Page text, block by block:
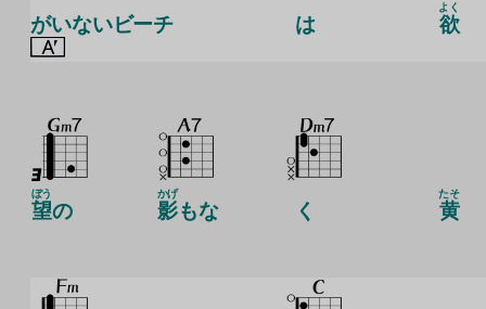
がいないビーチ は 欲
よく
望
ぼう
の 影
かげ
もな く 黄
たそ